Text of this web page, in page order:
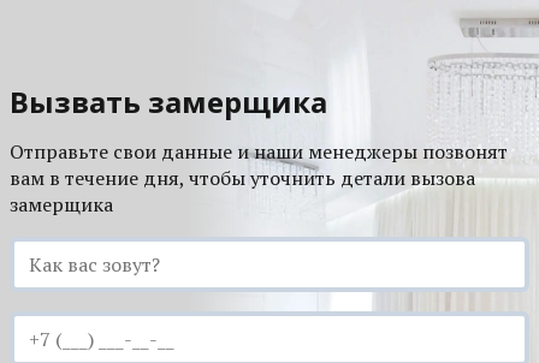
Вызвать замерщика
Отправьте свои данные и наши менеджеры позвонят
вам в течение дня, чтобы уточнить детали вызова
замерщика